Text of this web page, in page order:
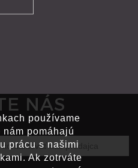
NÁS
používame
pomáhajú
prácu s našimi
Ak zotrváte